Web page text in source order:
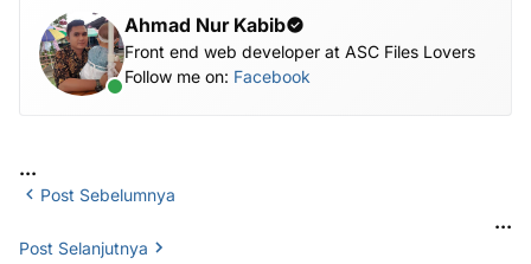
Ahmad Nur Kabib
Front end web developer at ASC Files Lovers
Follow me on: Facebook
...
Post Sebelumnya
...
Post Selanjutnya